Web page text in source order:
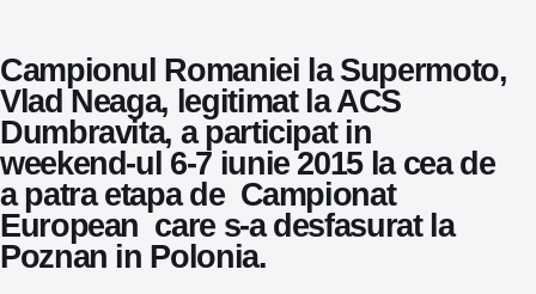
Campionul Romaniei la Supermoto,
Vlad Neaga, legitimat la ACS
Dumbravita, a participat in
weekend-ul 6-7 iunie 2015 la cea de
a patra etapa de Campionat
European care s-a desfasurat la
Poznan in Polonia.